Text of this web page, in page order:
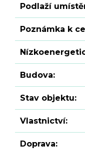
Podlaží
Poznámka k
Budova:
Stav objektu:
Vlastnictví:
Doprava: